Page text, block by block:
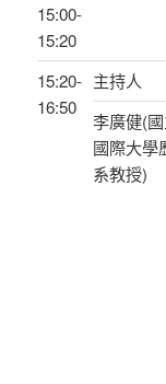
15:00-
15:20
15:20-
16:50
主持人
李廣健(
國際大學
系教授)